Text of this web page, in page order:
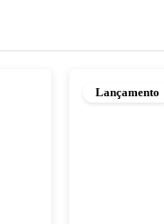
Lançamento